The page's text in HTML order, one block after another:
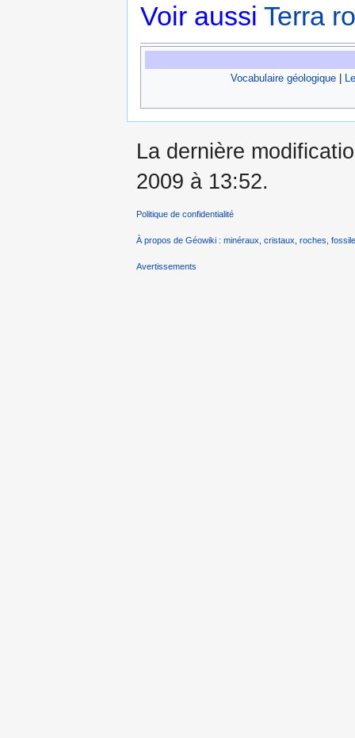
Voir aussi Terra
Vocabulaire géologique
La dernière
2009 à 13:52.
Politique de confidentialité
À propos de Géowiki : minéraux, cristaux, roches,
Avertissements